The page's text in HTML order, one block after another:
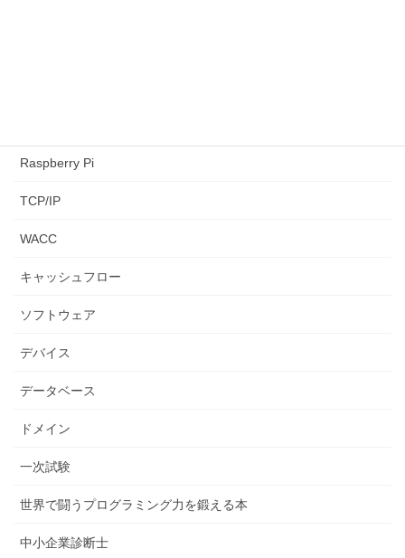
Raspberry Pi
TCP/IP
WACC
キャッシュフロー
ソフトウェア
デバイス
データベース
ドメイン
一次試験
世界で闘うプログラミング力を鍛える本
中小企業診断士